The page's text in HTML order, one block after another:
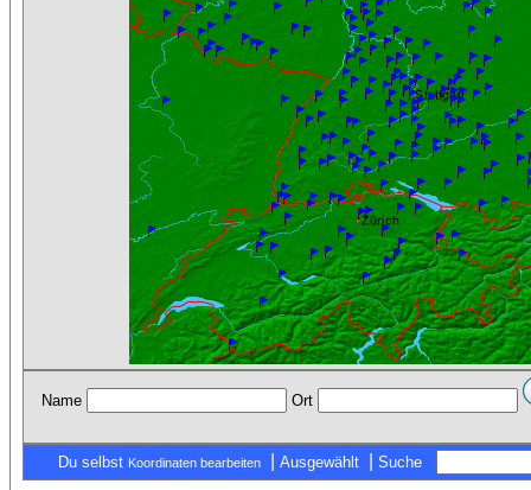
Name Ort
Du selbst Koordinaten bearbeiten Ausgewählt Suche